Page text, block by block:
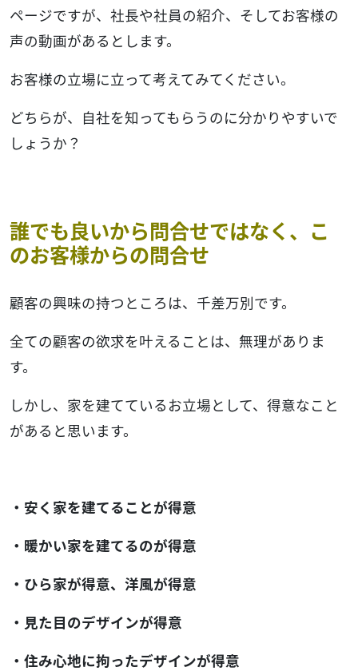
ページですが、社長や社員の紹介、そしてお客様の
声の動画があるとします。
お客様の立場に立って考えてみてください。
どちらが、自社を知ってもらうのに分かりやすいで
しょうか？
誰でも良いから問合せではなく、こ
のお客様からの問合せ
顧客の興味の持つところは、千差万別です。
全ての顧客の欲求を叶えることは、無理がありま
す。
しかし、家を建てているお立場として、得意なこと
があると思います。
・安く家を建てることが得意
・暖かい家を建てるのが得意
・ひら家が得意、洋風が得意
・見た目のデザインが得意
・住み心地に拘ったデザインが得意